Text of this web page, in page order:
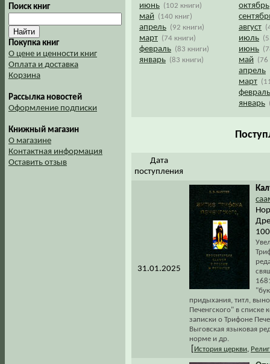
Поиск книг
Покупка книг
О цене и ценности книг
Оплата и доставка
Корзина
Рассылка новостей
Оформление подписки
Книжный магазин
О магазине
Контактная информация
Оставить отзыв
июнь (102 книги)
май (140 книг)
апрель (92 книги)
март (74 книги)
февраль (83 книги)
январь (83 книги)
октябрь
август
июль
июнь
май (76
апрель
март
февраль
январь
Дата
поступления
31.01.2025
придыхания, титл,
Печенгского" в списке
записки о Трифоне
Выговская языковая
норме и др.
История церкви,